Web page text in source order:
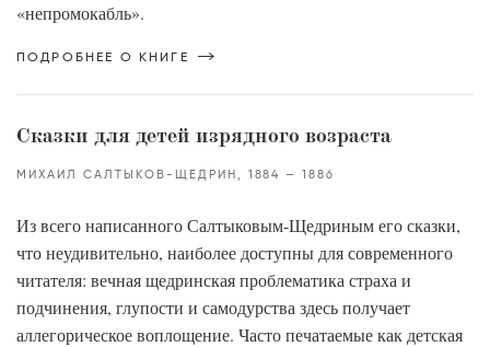
«непромокабль».
ПОДРОБНЕЕ О КНИГЕ
Сказки для детей изрядного возраста
МИХАИЛ САЛТЫКОВ-ЩЕДРИН 1884 1886
Из всего написанного Салтыковым-Щедриным его сказки,
что неудивительно, наиболее доступны для современного
читателя: вечная щедринская проблематика страха и
подчинения, глупости и самодурства здесь получает
аллегорическое воплощение. Часто печатаемые как детская